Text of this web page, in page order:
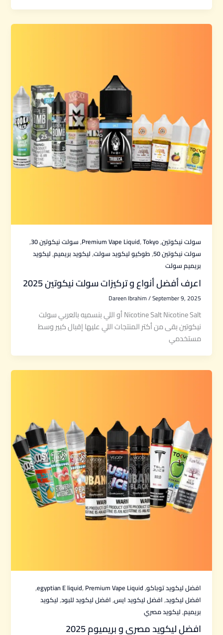
سولت نيكوتين,
Premium Vape Liquid,Tokyo
,سولت نيكوتين 30 ,
سولت نيكوتين 50 ,طوكيو ليكويد سولت,ليكويد بريميم,ليكويد
بريميم سولت
اعرف أفضل أنواع و تركيزات سولت نيكوتين 2025
Dareen Ibrahim/September 9, 2025
Nicotine Salt Nicotine Salt أو اللي بنسميه بالعربي سولت
نيكوتين بقى من أكتر المنتجات اللي عليها إقبال كبير وسط
مستخدمي
افضل ليكويد توباكو,
egyptian E liquid,Premium Vape Liquid
,
افضل ليكويد,افضل ليكويد ايس,افضل ليكويد للبود,ليكويد
بريميم,ليكويد مصري
افضل ليكويد مصري و بريميوم 2025